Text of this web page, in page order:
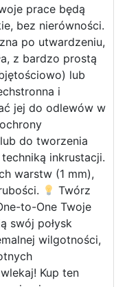
prace będą
bez nierówności.
po utwardzeniu,
z bardzo prostą
lub
i
jej do odlewów w
do tworzenia
inkrustacji.
warstw (1 mm),
Twórz
to-One Twoje
swój połysk
wilgotności,
Kup ten